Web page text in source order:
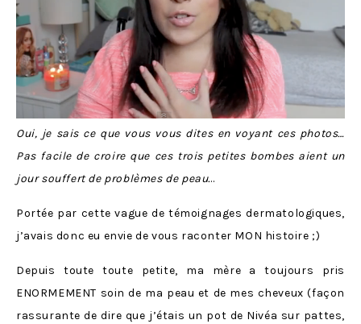
Oui, je sais ce que vous vous dites en voyant ces photos…
Pas facile de croire que ces trois petites bombes aient un
jour souffert de problèmes de peau...
Portée par cette vague de témoignages dermatologiques,
j’avais donc eu envie de vous raconter MON histoire ;)
Depuis toute toute petite, ma mère a toujours pris
ENORMEMENT soin de ma peau et de mes cheveux (façon
rassurante de dire que j’étais un pot de Nivéa sur pattes,